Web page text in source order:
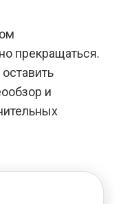
прекращаться.
и